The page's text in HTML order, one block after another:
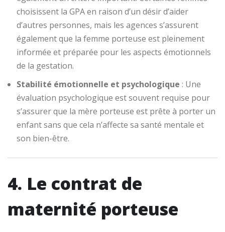
choisissent la GPA en raison d’un désir d’aider
d’autres personnes, mais les agences s’assurent
également que la femme porteuse est pleinement
informée et préparée pour les aspects émotionnels
de la gestation.
Stabilité émotionnelle et psychologique : Une
évaluation psychologique est souvent requise pour
s’assurer que la mère porteuse est prête à porter un
enfant sans que cela n’affecte sa santé mentale et
son bien-être.
4. Le contrat de
maternité porteuse